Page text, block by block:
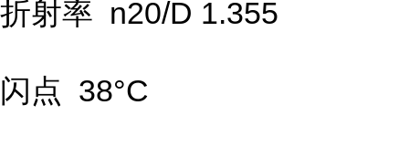
折射率 n20/D 1.355
闪点 38°C